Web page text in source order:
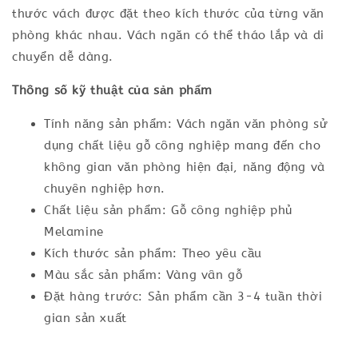
thước vách được đặt theo kích thước của từng văn
phòng khác nhau. Vách ngăn có thể tháo lắp và di
chuyển dễ dàng.
Thông số kỹ thuật của sản phẩm
Tính năng sản phẩm: Vách ngăn văn phòng sử
dụng chất liệu gỗ công nghiệp mang đến cho
không gian văn phòng hiện đại, năng động và
chuyên nghiệp hơn.
Chất liệu sản phẩm: Gỗ công nghiệp phủ
Melamine
Kích thước sản phẩm: Theo yêu cầu
Màu sắc sản phẩm: Vàng vân gỗ
Đặt hàng trước: Sản phẩm cần 3-4 tuần thời
gian sản xuất